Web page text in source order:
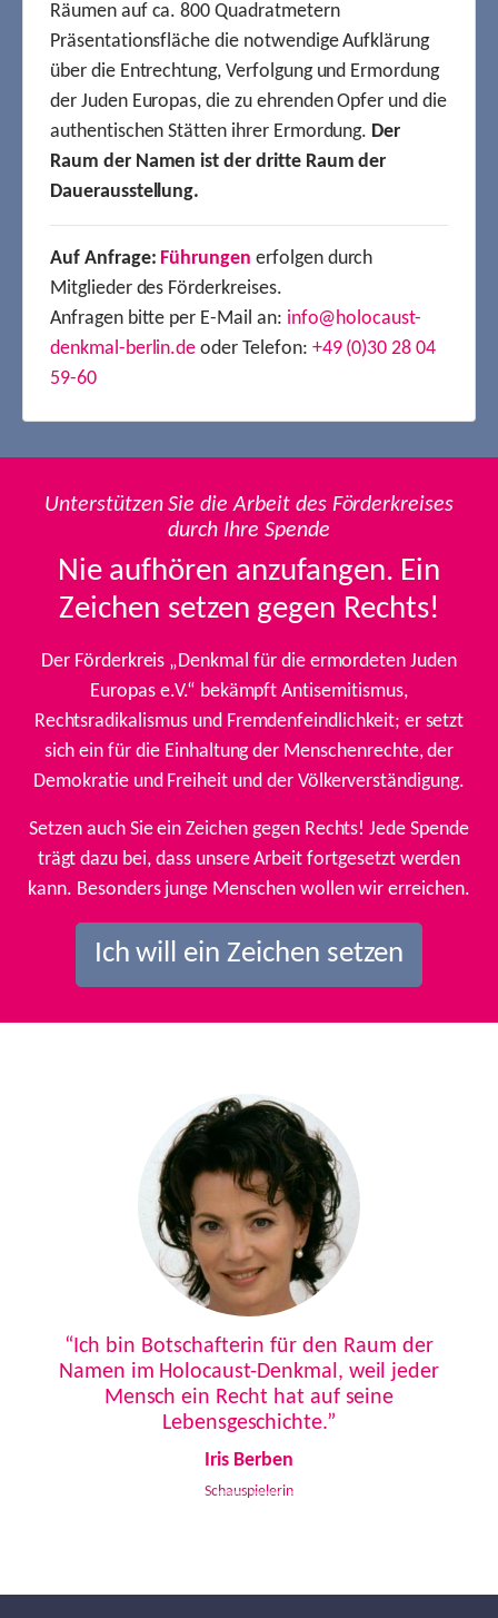
Räumen auf ca. 800 Quadratmetern
Präsentationsfläche die notwendige Aufklärung
über die Entrechtung, Verfolgung und Ermordung
der Juden Europas, die zu ehrenden Opfer und die
authentischen Stätten ihrer Ermordung. Der
Raum der Namen ist der dritte Raum der
Dauerausstellung.
Auf Anfrage: Führungen erfolgen durch
Mitglieder des Förderkreises.
Anfragen bitte per E-Mail an: info@holocaust-
denkmal-berlin.de oder Telefon: +49 (0)30 28 04
59-60
Unterstützen Sie die Arbeit des Förderkreises
durch Ihre Spende
Nie aufhören anzufangen. Ein
Zeichen setzen gegen Rechts!
Der Förderkreis „Denkmal für die ermordeten Juden
Europas e.V.“ bekämpft Antisemitismus,
Rechtsradikalismus und Fremdenfeindlichkeit; er setzt
sich ein für die Einhaltung der Menschenrechte, der
Demokratie und Freiheit und der Völkerverständigung.
Setzen auch Sie ein Zeichen gegen Rechts! Jede Spende
trägt dazu bei, dass unsere Arbeit fortgesetzt werden
kann. Besonders junge Menschen wollen wir erreichen.
Ich will ein Zeichen setzen
“Ich bin Botschafterin für den Raum der
Namen im Holocaust-Denkmal, weil jeder
Mensch ein Recht hat auf seine
Lebensgeschichte.”
Iris Berben
Schauspielerin